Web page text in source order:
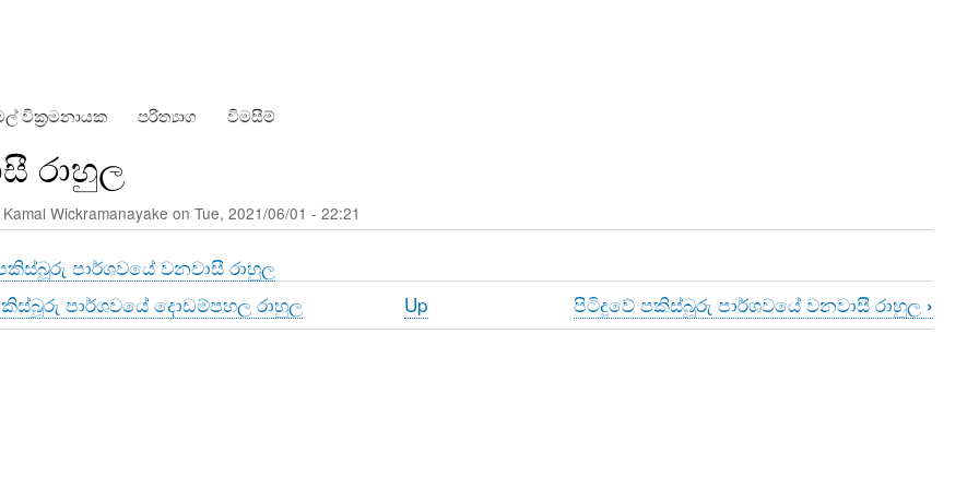
වික්‍රමනායක පරිත්‍යාග විමසීම්
රාහුල
Kamal Wickramanayake on Tue, 2021/06/01 - 22:21
පාර්ශවයේ වනවාසී රාහුල
පාර්ශවයේ දොඩම්පහල රාහුල Up පිටිදූවේ පකිස්බූරු පාර්ශවයේ වනවාසී රාහුල ›